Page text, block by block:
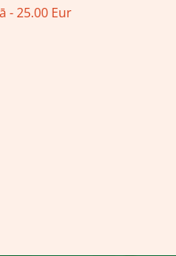
- 25.00 Eur